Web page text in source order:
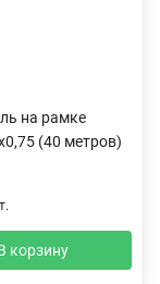
на рамке
(40 метров)
корзину